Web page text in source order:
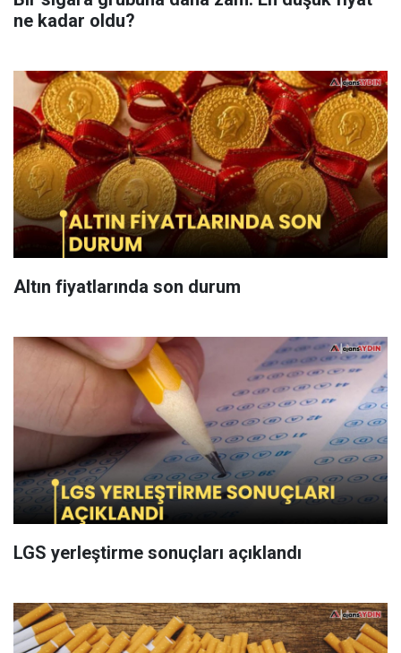
ne kadar oldu?
Altın fiyatlarında son durum
LGS yerleştirme sonuçları açıklandı